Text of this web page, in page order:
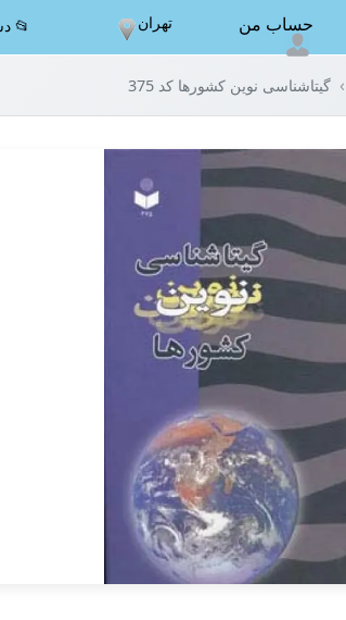
حساب من تهران 📂
› گیتاشناسی نوین کشورها کد 375